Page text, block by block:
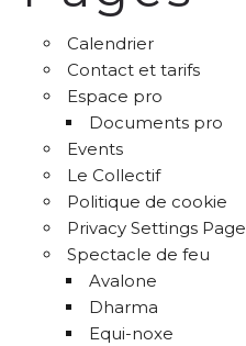
Calendrier
Contact et tarifs
Espace pro
Documents pro
Events
Le Collectif
Politique de cookie
Privacy Settings Page
Spectacle de feu
Avalone
Dharma
Equi-noxe